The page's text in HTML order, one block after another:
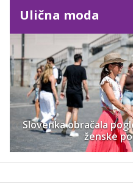
Ulična moda
Slovenka obračala
ženske